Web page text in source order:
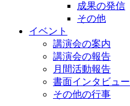
成果の発信
その他
イベント
講演会の案内
講演会の報告
月間活動報告
書面インタビュー
その他の行事